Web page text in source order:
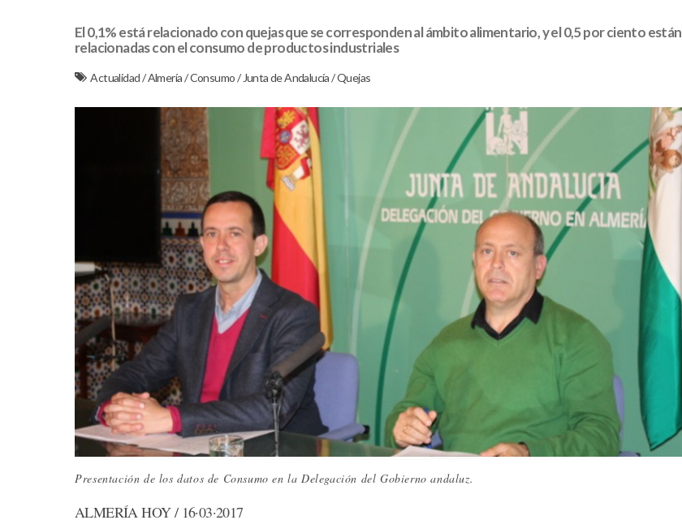
El 0,1% está relacionado con quejas que se corresponden al ámbito alimentario, y el 0,5 por ciento están
relacionadas con el consumo de productos industriales
Actualidad/Almería/Consumo/ Junta de Andalucía/Quejas
Presentación de los datos de Consumo en la Delegación del Gobierno andaluz.
ALMERÍA HOY / 16·03·2017